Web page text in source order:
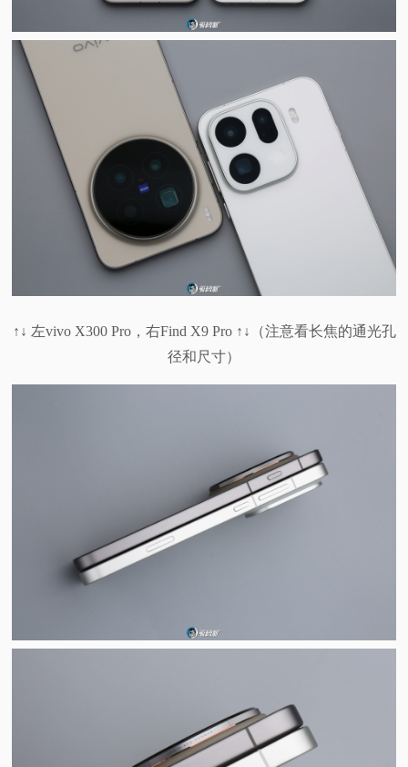
↑↓ 左vivo X300 Pro，右Find X9 Pro ↑↓（注意看长焦的通光孔
径和尺寸）